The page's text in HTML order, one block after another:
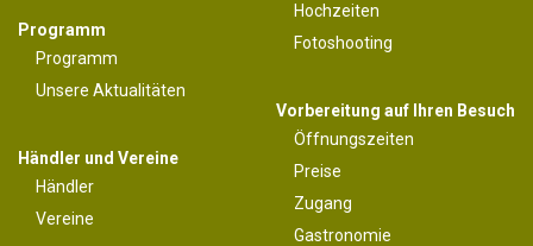
Programm
Programm
Unsere Aktualitäten
Händler und Vereine
Händler
Vereine
Hochzeiten
Fotoshooting
Vorbereitung auf Ihren Besuch
Öffnungszeiten
Preise
Zugang
Gastronomie